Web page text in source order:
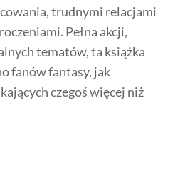
trudnymi relacjami
Pełna akcji,
tematów, ta książka
fanów fantasy, jak
czegoś więcej niż